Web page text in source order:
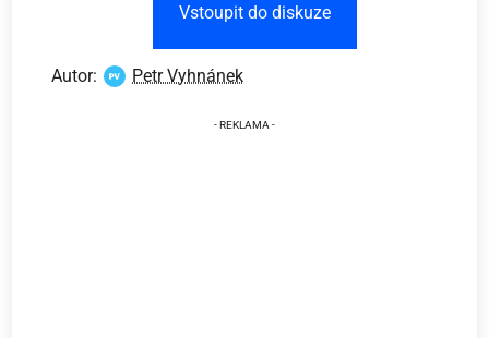
Vstoupit do diskuze
Autor: Petr Vyhnánek